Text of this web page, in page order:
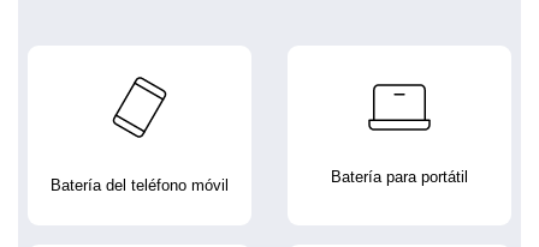
Batería del teléfono móvil Batería para portátil